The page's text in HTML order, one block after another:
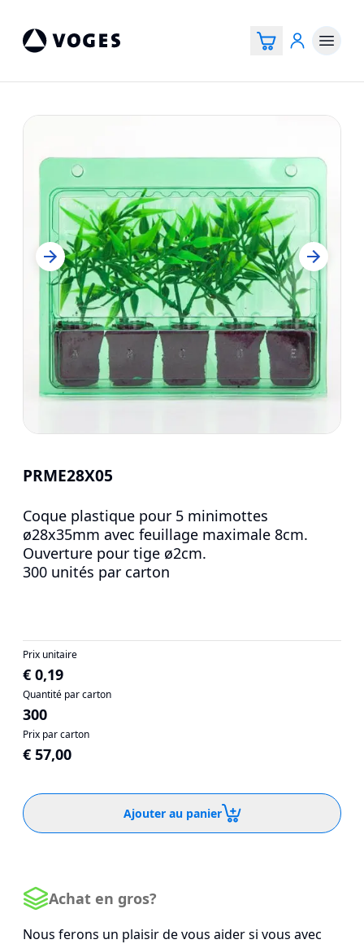
PRME28X05
Coque plastique pour 5 minimottes
ø28x35mm avec feuillage maximale 8cm.
Ouverture pour tige ø2cm.
300 unités par carton
Prix unitaire
€ 0,19
Quantité par carton
300
Prix par carton
€ 57,00
Ajouter au panier
Achat en gros?
Nous ferons un plaisir de vous aider si vous avec